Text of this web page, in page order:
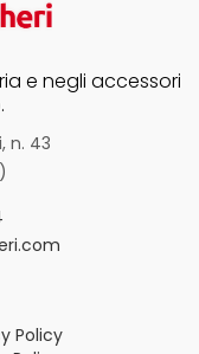
e negli accessori
n. 43
Policy